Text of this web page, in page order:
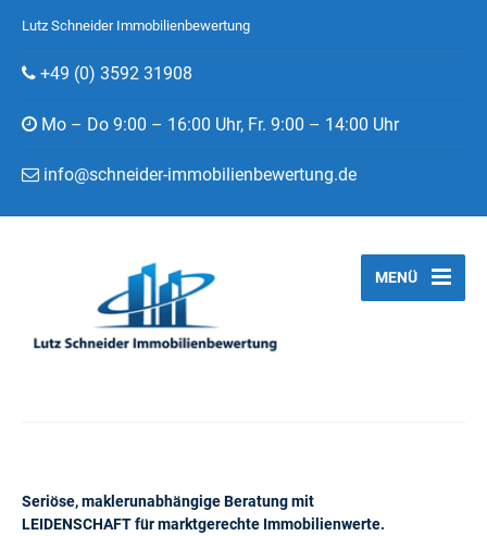
Lutz Schneider Immobilienbewertung
+49 (0) 3592 31908
Mo – Do 9:00 – 16:00 Uhr, Fr. 9:00 – 14:00 Uhr
info@schneider-immobilienbewertung.de
Seriöse, maklerunabhängige Beratung mit
LEIDENSCHAFT für marktgerechte Immobilienwerte.
MENÜ